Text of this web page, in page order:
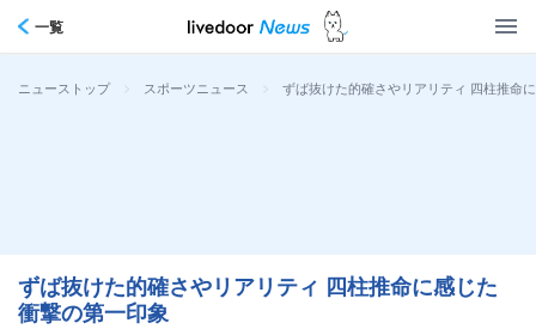
一覧
ニューストップ > スポーツニュース > ずば抜けた的確さやリアリティ 四柱推命
ずば抜けた的確さやリアリティ 四柱推命に感じた
衝撃の第一印象